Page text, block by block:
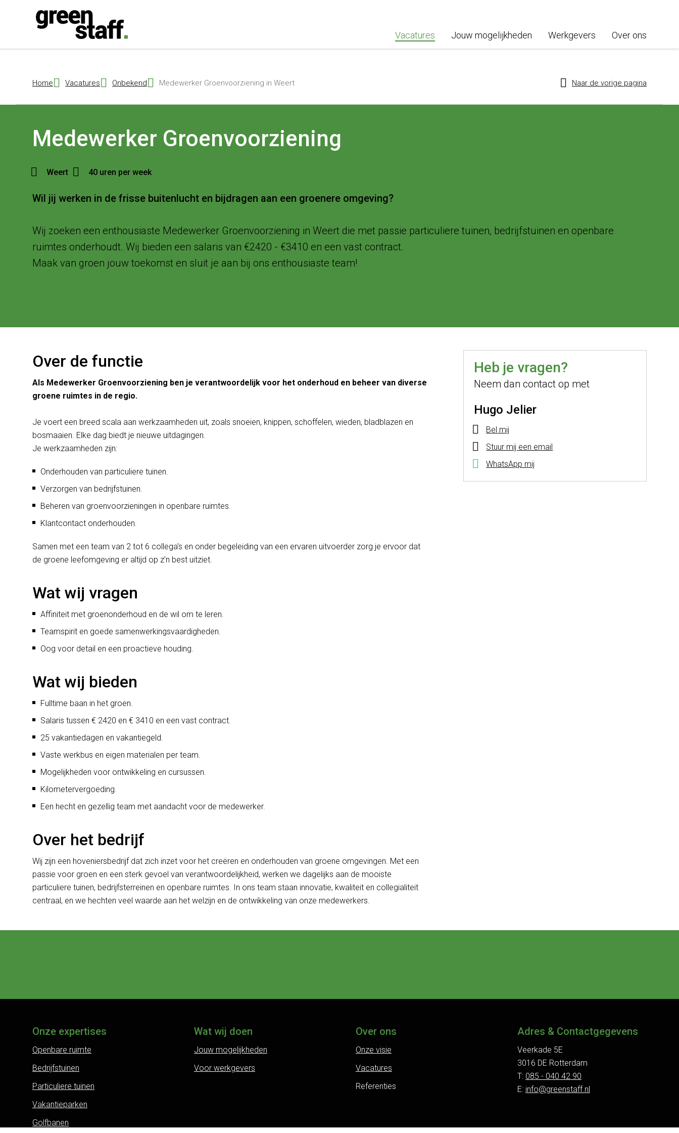
Vacatures Jouw mogelijkheden Werkgevers Over ons
Home Vacatures Onbekend Medewerker Groenvoorziening in Weert Naar de vorige pagina
Medewerker Groenvoorziening
Weert 40 uren per week
Wil jij werken in de frisse buitenlucht en bijdragen aan een groenere omgeving?
Wij zoeken een enthousiaste Medewerker Groenvoorziening in Weert die met passie particuliere tuinen, bedrijfstuinen en openbare
ruimtes onderhoudt. Wij bieden een salaris van €2420 - €3410 en een vast contract.
Maak van groen jouw toekomst en sluit je aan bij ons enthousiaste team!
Over de functie
Als Medewerker Groenvoorziening ben je verantwoordelijk voor het onderhoud en beheer van diverse
groene ruimtes in de regio.
Je voert een breed scala aan werkzaamheden uit, zoals snoeien, knippen, schoffelen, wieden, bladblazen en
bosmaaien. Elke dag biedt je nieuwe uitdagingen.
Je werkzaamheden zijn:
Onderhouden van particuliere tuinen.
Verzorgen van bedrijfstuinen.
Beheren van groenvoorzieningen in openbare ruimtes.
Klantcontact onderhouden.
Samen met een team van 2 tot 6 collega's en onder begeleiding van een ervaren uitvoerder zorg je ervoor dat
de groene leefomgeving er altijd op z’n best uitziet.
Wat wij vragen
Affiniteit met groenonderhoud en de wil om te leren.
Teamspirit en goede samenwerkingsvaardigheden.
Oog voor detail en een proactieve houding.
Wat wij bieden
Fulltime baan in het groen.
Salaris tussen € 2420 en € 3410 en een vast contract.
25 vakantiedagen en vakantiegeld.
Vaste werkbus en eigen materialen per team.
Mogelijkheden voor ontwikkeling en cursussen.
Kilometervergoeding.
Een hecht en gezellig team met aandacht voor de medewerker.
Over het bedrijf
Wij zijn een hoveniersbedrijf dat zich inzet voor het creëren en onderhouden van groene omgevingen. Met een
passie voor groen en een sterk gevoel van verantwoordelijkheid, werken we dagelijks aan de mooiste
particuliere tuinen, bedrijfsterreinen en openbare ruimtes. In ons team staan innovatie, kwaliteit en collegialiteit
centraal, en we hechten veel waarde aan het welzijn en de ontwikkeling van onze medewerkers.
Heb je vragen?
Neem dan contact op met
Hugo Jelier
Bel mij
Stuur mij een email
WhatsApp mij
Onze expertises
Openbare ruimte
Bedrijfstuinen
Particuliere tuinen
Vakantieparken
Golfbanen
Wat wij doen
Jouw mogelijkheden
Voor werkgevers
Over ons
Onze visie
Vacatures
Referenties
Adres & Contactgegevens
Veerkade 5E
3016 DE Rotterdam
T: 085 - 040 42 90
E: info@greenstaff.nl